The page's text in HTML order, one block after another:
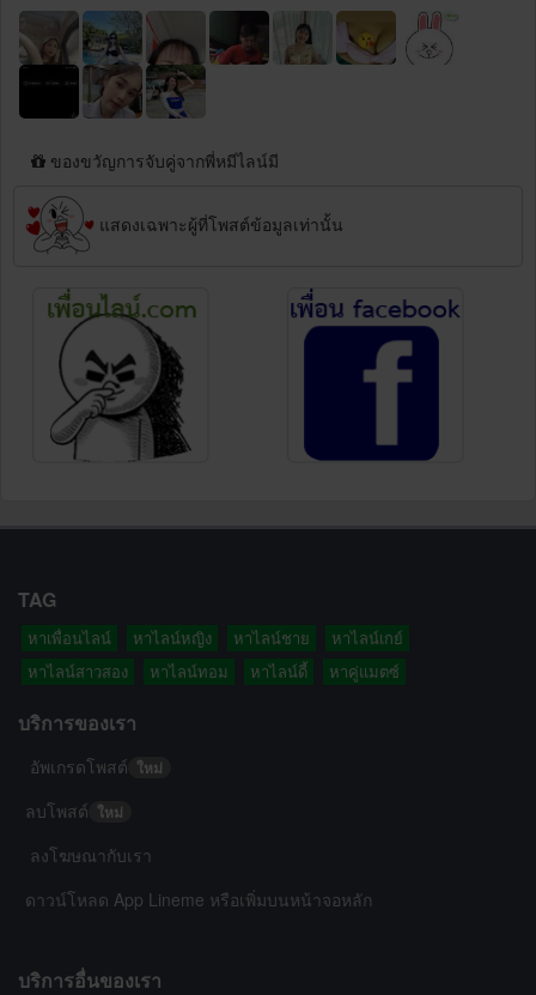
ของขวัญการจับคู่จากพี่หมีไลน์มี
แสดงเฉพาะผู้ที่โพสต์ข้อมูลเท่านั้น
TAG
หาเพื่อนไลน์ หาไลน์หญิง หาไลน์ชาย
หาไลน์เกย์
หาไลน์สาวสอง
หาไลน์ทอม หาไลน์ดี้ หาคู่แมตซ์
บริการของเรา
อัพเกรดโพสต์ ใหม่
ลบโพสต์ ใหม่
ลงโฆษณากับเรา
ดาวน์โหลด App Lineme หรือเพิ่มบนหน้าจอหลัก
บริการอื่นของเรา